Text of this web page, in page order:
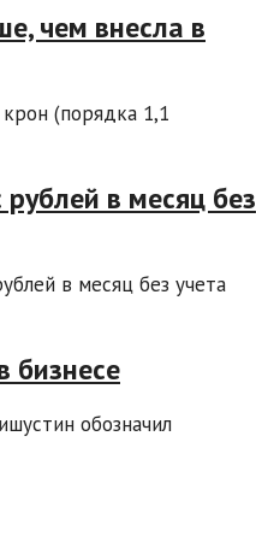
чем внесла в
(порядка 1,1
в месяц без
в месяц без учета
бизнесе
обозначил